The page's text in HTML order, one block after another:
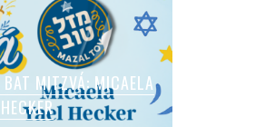
MITZVÁ: MICAELA
MITZVÁ: MARTINA
LEVY
MITZVÁ: MICAELA
BAT MITZVÁ: VIOLETA
BAR MITZVÁ: VITALI